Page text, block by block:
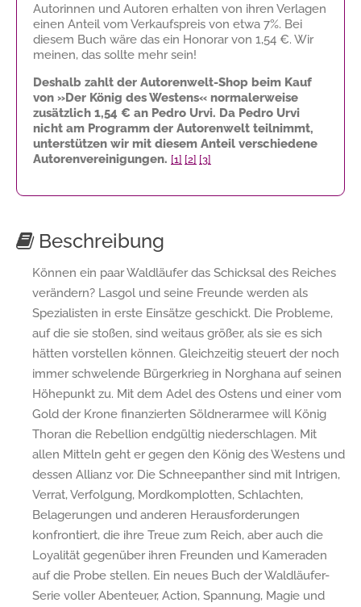
Autorinnen und Autoren erhalten von ihren Verlagen
einen Anteil vom Verkaufspreis von etwa 7%. Bei
diesem Buch wäre das ein Honorar von 1,54 €. Wir
meinen, das sollte mehr sein!
Deshalb zahlt der Autorenwelt-Shop beim Kauf
von »Der König des Westens« normalerweise
zusätzlich 1,54 € an Pedro Urvi. Da Pedro Urvi
nicht am Programm der Autorenwelt teilnimmt,
unterstützen wir mit diesem Anteil verschiedene
Autorenvereinigungen. [1] [2] [3]
Beschreibung
Können ein paar Waldläufer das Schicksal des Reiches
verändern? Lasgol und seine Freunde werden als
Spezialisten in erste Einsätze geschickt. Die Probleme,
auf die sie stoßen, sind weitaus größer, als sie es sich
hätten vorstellen können. Gleichzeitig steuert der noch
immer schwelende Bürgerkrieg in Norghana auf seinen
Höhepunkt zu. Mit dem Adel des Ostens und einer vom
Gold der Krone finanzierten Söldnerarmee will König
Thoran die Rebellion endgültig niederschlagen. Mit
allen Mitteln geht er gegen den König des Westens und
dessen Allianz vor. Die Schneepanther sind mit Intrigen,
Verrat, Verfolgung, Mordkomplotten, Schlachten,
Belagerungen und anderen Herausforderungen
konfrontiert, die ihre Treue zum Reich, aber auch die
Loyalität gegenüber ihren Freunden und Kameraden
auf die Probe stellen. Ein neues Buch der Waldläufer-
Serie voller Abenteuer, Action, Spannung, Magie und